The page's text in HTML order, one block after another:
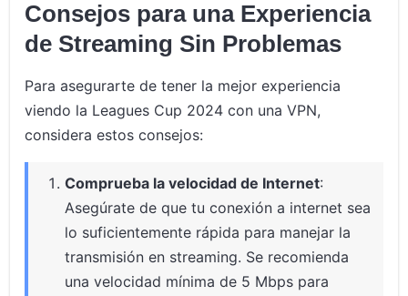
Consejos para una Experiencia
de Streaming Sin Problemas
Para asegurarte de tener la mejor experiencia
viendo la Leagues Cup 2024 con una VPN,
considera estos consejos:
Comprueba la velocidad de Internet:
Asegúrate de que tu conexión a internet sea
lo suficientemente rápida para manejar la
transmisión en streaming. Se recomienda
una velocidad mínima de 5 Mbps para